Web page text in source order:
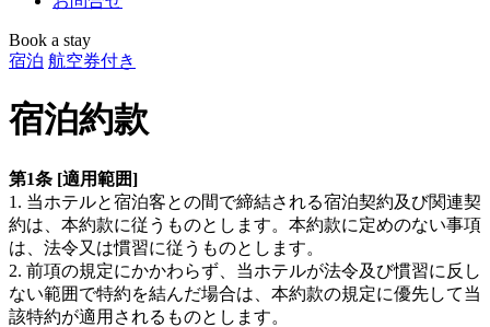
Book a stay
宿泊 航空券付き
宿泊約款
第1条 [適用範囲]
1. 当ホテルと宿泊客との間で締結される宿泊契約及び関連契
約は、本約款に従うものとします。本約款に定めのない事項
は、法令又は慣習に従うものとします。
2. 前項の規定にかかわらず、当ホテルが法令及び慣習に反し
ない範囲で特約を結んだ場合は、本約款の規定に優先して当
該特約が適用されるものとします。